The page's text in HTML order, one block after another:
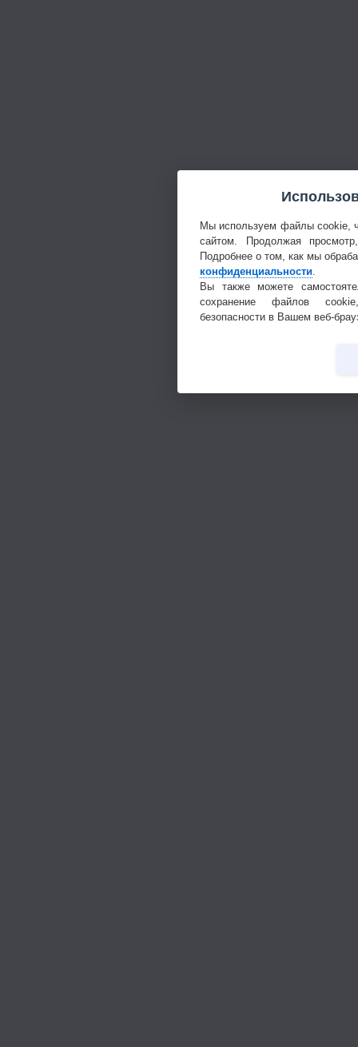
Мы используем файлы cookie,
сайтом. Продолжая
Подробнее о том, как мы
конфиденциальности
Вы также можете
сохранение файлов
безопасности в Вашем веб-